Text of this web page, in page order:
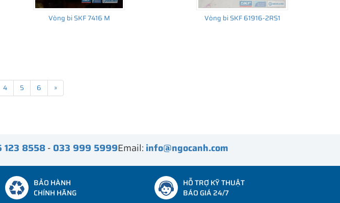
Vòng bi SKF 7416 M Vòng bi SKF 61916-2RS1
4 5 6 »
123 8558- 033 999 5999Email: info@ngocanh.com
BẢO HÀNH
CHÍNH HÃNG
HỖ TRỢ KỸ THUẬT
BÁO GIÁ 24/7